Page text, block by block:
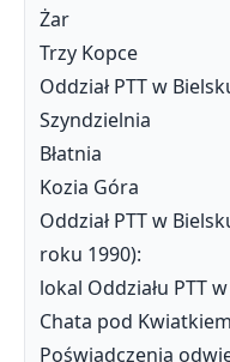
Żar
Trzy Kopce
Oddział PTT w
Szyndzielnia
Błatnia
Kozia Góra
Oddział PTT w
roku 1990):
lokal Oddziału PTT
Chata pod
Poświadczenia